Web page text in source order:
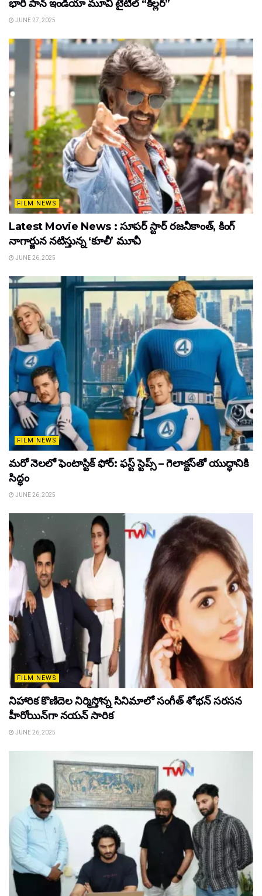
భారీ పాన్‌ ఇండియా మూవీ టైటిల్ “కిల్లర్”
JUNE 27, 2025
FILM NEWS
Latest Movie News : సూపర్ స్టార్ రజనీకాంత్, కింగ్
నాగార్జున నటిస్తున్న ‘కూలీ’ మూవీ
JUNE 26, 2025
FILM NEWS
మరో నెలలో ఫెంటాస్టిక్ ఫోర్: ఫస్ట్ స్టెప్స్ – గెలాక్టస్‌తో యుద్ధానికి
సిద్ధం
JUNE 26, 2025
FILM NEWS
నిహారిక కొణిదెల నిర్మిస్తోన్న సినిమాలో సంగీత్ శోభన్ సరసన
హీరోయిన్‌గా నయన్ సారిక
JUNE 26, 2025